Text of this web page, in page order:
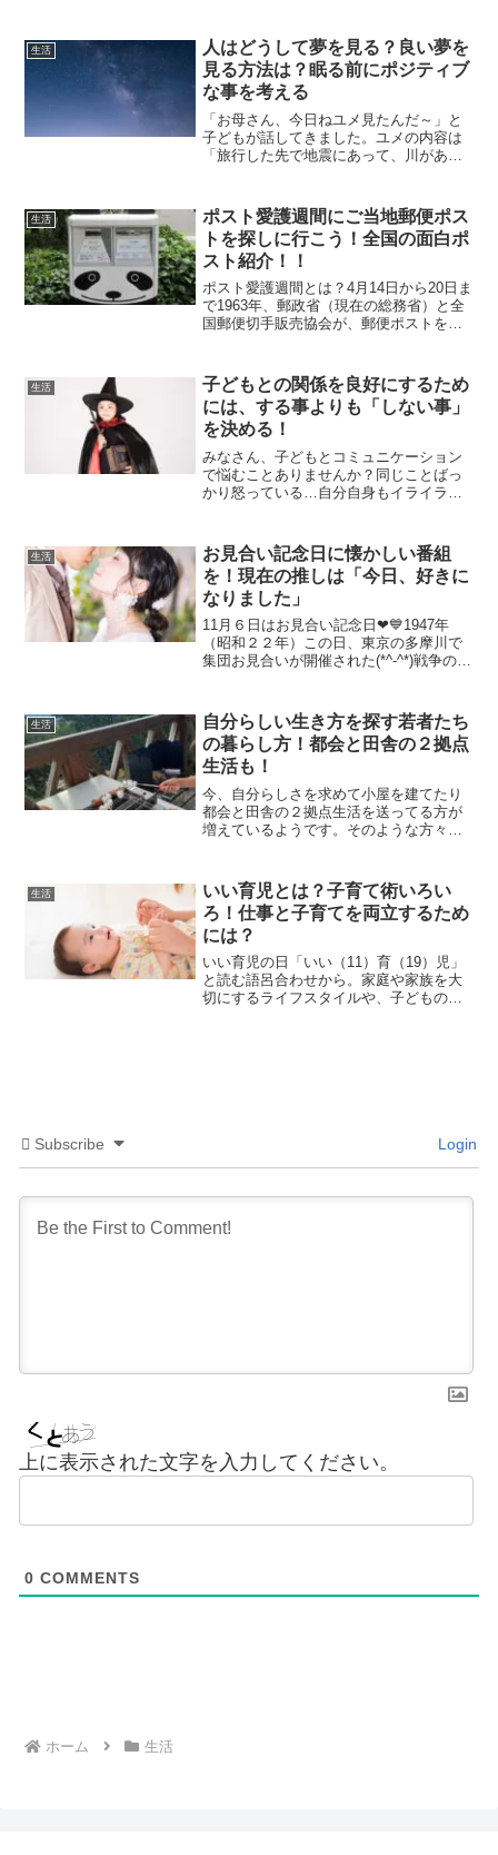
生活
人はどうして夢を見る？良い夢を
見る方法は？眠る前にポジティブ
な事を考える
「お母さん、今日ねユメ見たんだ～」と
子どもが話してきました。ユメの内容は
「旅行した先で地震にあって、川があっ
に行ったら水槽があって、その水槽は凍
ってたけれども、下にふぐ...
生活
ポスト愛護週間にご当地郵便ポス
トを探しに行こう！全国の面白ポ
スト紹介！！
ポスト愛護週間とは？4月14日から20日ま
で1963年、郵政省（現在の総務省）と全
国郵便切手販売協会が、郵便ポストを大
があるか調べてみることにしました(*^-^*)
普通...
生活
子どもとの関係を良好にするため
には、する事よりも「しない事」
を決める！
みなさん、子どもとコミュニケーション
で悩むことありませんか？同じことばっ
かり怒っている…自分自身もイライラ、
みたいに、「も～あーいえばこうゆ
う！！」という心の中のつぶや...
生活
お見合い記念日に懐かしい番組
を！現在の推しは「今日、好きに
なりました」
11月６日はお見合い記念日❤💙1947年
（昭和２２年）この日、東京の多摩川で
集団お見合いが開催された(*^-^*)戦争のた
た。結婚紹介雑誌『希望』が主催したも
ので、会場で...
生活
自分らしい生き方を探す若者たち
の暮らし方！都会と田舎の２拠点
生活も！
今、自分らしさを求めて小屋を建てたり
都会と田舎の２拠点生活を送ってる方が
増えているようです。そのような方々の
の暮らし方！♦Aさん（男性）「お金を稼
いでも、欲しいも...
生活
いい育児とは？子育て術いろい
ろ！仕事と子育てを両立するため
には？
いい育児の日「いい（11）育（19）児」
と読む語呂合わせから。家庭や家族を大
切にするライフスタイルや、子どもの成
Subscribe Login
上に表示された文字を入力してください。
0 COMMENTS
ホーム 生活